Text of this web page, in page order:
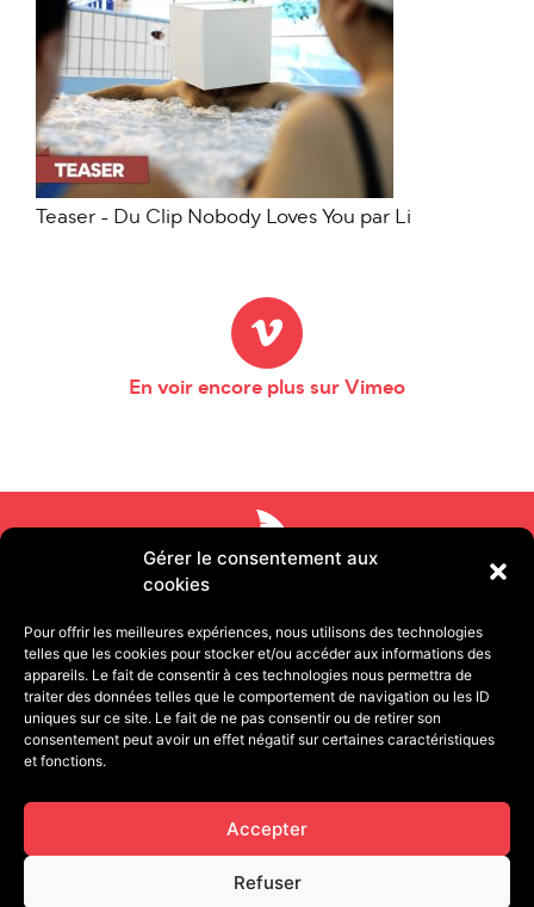
Gérer le consentement aux
cookies
Pour offrir les meilleures expériences, nous utilisons des technologies
telles que les cookies pour stocker et/ou accéder aux informations des
appareils. Le fait de consentir à ces technologies nous permettra de
traiter des données telles que le comportement de navigation ou les ID
uniques sur ce site. Le fait de ne pas consentir ou de retirer son
consentement peut avoir un effet négatif sur certaines caractéristiques
et fonctions.
Accepter
Refuser
Teaser - Du Clip Nobody Loves You par Li
En voir encore plus sur Vimeo
11 rue Pétion 75011 PARIS | 13 quai de Strasbourg
contact@cafegourmandproduction.com
06.03.22.09.93